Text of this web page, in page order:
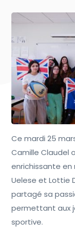
Ce mardi 25
Camille Claudel
enrichissante en
Uelese et Lottie
partagé sa
permettant aux
sportive.